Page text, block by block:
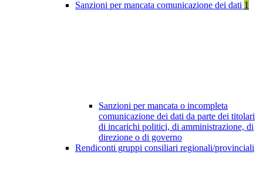
Sanzioni per mancata comunicazione dei dati 1
Sanzioni per mancata o incompleta
comunicazione dei dati da parte dei titolari
di incarichi politici, di amministrazione, di
direzione o di governo
Rendiconti gruppi consiliari regionali/provinciali